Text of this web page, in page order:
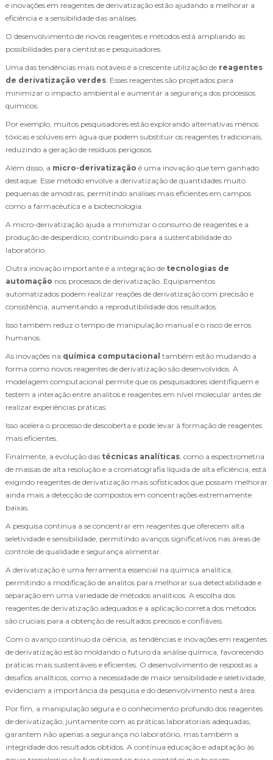
e inovações em reagentes de derivatização estão ajudando a melhorar a
eficiência e a sensibilidade das análises.
O desenvolvimento de novos reagentes e métodos está ampliando as
possibilidades para cientistas e pesquisadores.
Uma das tendências mais notáveis é a crescente utilização de reagentes
de derivatização verdes. Esses reagentes são projetados para
minimizar o impacto ambiental e aumentar a segurança dos processos
químicos.
Por exemplo, muitos pesquisadores estão explorando alternativas menos
tóxicas e solúveis em água que podem substituir os reagentes tradicionais,
reduzindo a geração de resíduos perigosos.
Além disso, a micro-derivatização é uma inovação que tem ganhado
destaque. Esse método envolve a derivatização de quantidades muito
pequenas de amostras, permitindo análises mais eficientes em campos
como a farmacêutica e a biotecnologia.
A micro-derivatização ajuda a minimizar o consumo de reagentes e a
produção de desperdício, contribuindo para a sustentabilidade do
laboratório.
Outra inovação importante é a integração de tecnologias de
automação nos processos de derivatização. Equipamentos
automatizados podem realizar reações de derivatização com precisão e
consistência, aumentando a reprodutibilidade dos resultados.
Isso também reduz o tempo de manipulação manual e o risco de erros
humanos.
As inovações na química computacional também estão mudando a
forma como novos reagentes de derivatização são desenvolvidos. A
modelagem computacional permite que os pesquisadores identifiquem e
testem a interação entre analitos e reagentes em nível molecular antes de
realizar experiências práticas.
Isso acelera o processo de descoberta e pode levar à formação de reagentes
mais eficientes.
Finalmente, a evolução das técnicas analíticas, como a espectrometria
de massas de alta resolução e a cromatografia líquida de alta eficiência, está
exigindo reagentes de derivatização mais sofisticados que possam melhorar
ainda mais a detecção de compostos em concentrações extremamente
baixas.
A pesquisa continua a se concentrar em reagentes que oferecem alta
seletividade e sensibilidade, permitindo avanços significativos nas áreas de
controle de qualidade e segurança alimentar.
A derivatização é uma ferramenta essencial na química analítica,
permitindo a modificação de analitos para melhorar sua detectabilidade e
separação em uma variedade de métodos analíticos. A escolha dos
reagentes de derivatização adequados e a aplicação correta dos métodos
são cruciais para a obtenção de resultados precisos e confiáveis.
Com o avanço contínuo da ciência, as tendências e inovações em reagentes
de derivatização estão moldando o futuro da análise química, favorecendo
práticas mais sustentáveis e eficientes. O desenvolvimento de respostas a
desafios analíticos, como a necessidade de maior sensibilidade e seletividade,
evidenciam a importância da pesquisa e do desenvolvimento nesta área.
Por fim, a manipulação segura e o conhecimento profundo dos reagentes
de derivatização, juntamente com as práticas laboratoriais adequadas,
garantem não apenas a segurança no laboratório, mas também a
integridade dos resultados obtidos. A contínua educação e adaptação às